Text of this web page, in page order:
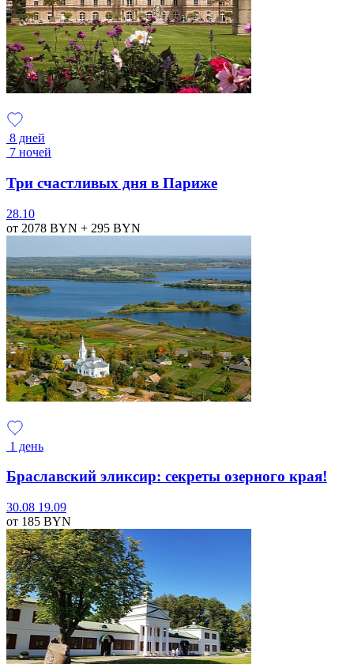
8 дней
7 ночей
Три счастливых дня в Париже
28.10
от 2078 BYN + 295 BYN
1 день
Браславский эликсир: секреты озерного края!
30.08 19.09
от 185 BYN